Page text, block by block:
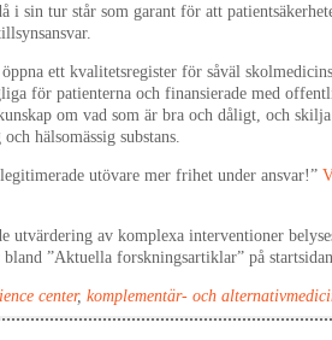
i sin tur står som garant för att
ett kvalitetsregister för såväl
för patienterna och finansierade med
om vad som är bra och dåligt, och
hälsomässig substans.
utövare mer frihet under ansvar!”
utvärdering av komplexa interventioner
”Aktuella forskningsartiklar” på
center, komplementär- och